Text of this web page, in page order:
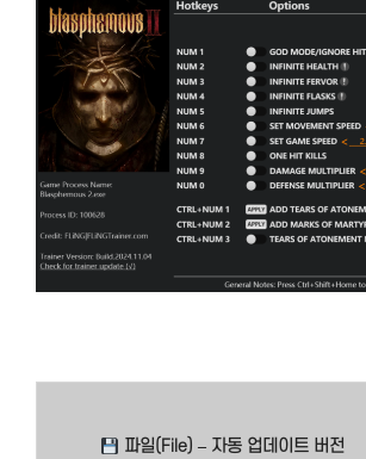
파일(File) – 자동 업데이트 버전